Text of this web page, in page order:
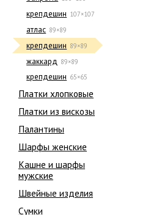
крепдешин 107×107
атлас 89×89
крепдешин 89×89
жаккард 89×89
крепдешин 65×65
Платки хлопковые
Платки из вискозы
Палантины
Шарфы женские
Кашне и шарфы
мужские
Швейные изделия
Сумки